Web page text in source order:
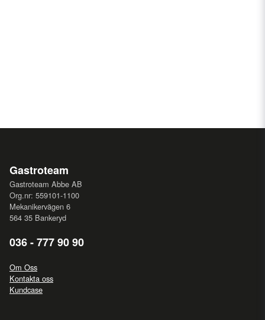
Gastroteam
Gastroteam Abbe AB
Org.nr: 559101-1100
Mekanikervägen 6
564 35 Bankeryd
036 - 777 90 90
Om Oss
Kontakta oss
Kundcase